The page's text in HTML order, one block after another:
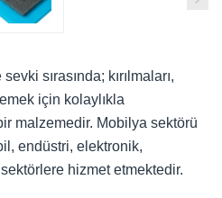
sırasında; kırılmaları,
için kolaylıkla
malzemedir. Mobilya sektörü
endüstri, elektronik,
hizmet etmektedir.